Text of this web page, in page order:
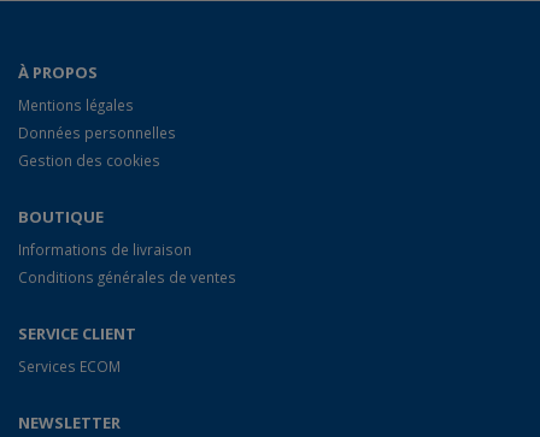
À PROPOS
Mentions légales
Données personnelles
Gestion des cookies
BOUTIQUE
Informations de livraison
Conditions générales de ventes
SERVICE CLIENT
Services ECOM
NEWSLETTER